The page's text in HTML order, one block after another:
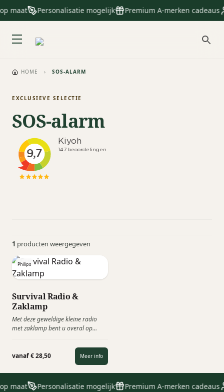
maat Personalisatie mogelijk Premium A-merken cadeaus
HOME › SOS-ALARM
EXCLUSIEVE SELECTIE
SOS-alarm
1 producten weergegeven
Philips
Survival Radio &
Zaklamp
Met deze geweldige kleine radio
met zaklamp bent u overal op
antenne ontvangt AM- en FM-radio
en met de krachtige zaklamp tast u
nooit in het duister. Er is zelfs een
SOS-alarm voor noodgevallen.
vanaf € 28,50 Meer info
maat Personalisatie mogelijk Premium A-merken cadeaus